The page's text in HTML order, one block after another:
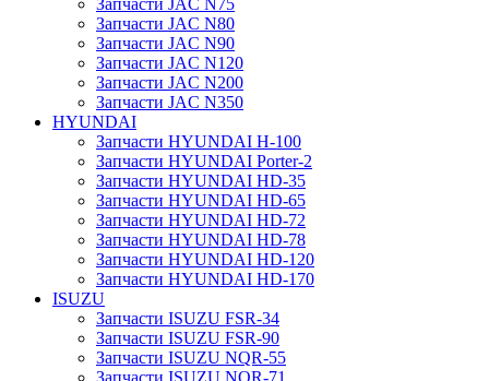
Запчасти JAC N80
Запчасти JAC N90
Запчасти JAC N120
Запчасти JAC N200
Запчасти JAC N350
HYUNDAI
Запчасти HYUNDAI H-100
Запчасти HYUNDAI Porter-2
Запчасти HYUNDAI HD-35
Запчасти HYUNDAI HD-65
Запчасти HYUNDAI HD-72
Запчасти HYUNDAI HD-78
Запчасти HYUNDAI HD-120
Запчасти HYUNDAI HD-170
ISUZU
Запчасти ISUZU FSR-34
Запчасти ISUZU FSR-90
Запчасти ISUZU NQR-55
Запчасти ISUZU NQR-71